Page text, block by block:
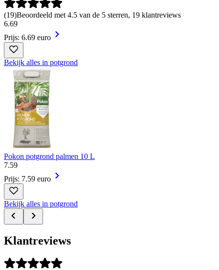
(19)Beoordeeld met 4.5 van de 5 sterren, 19 klantreviews
6.69
Prijs: 6.69 euro
Bekijk alles in potgrond
Pokon potgrond palmen 10 L
7.59
Prijs: 7.59 euro
Bekijk alles in potgrond
Klantreviews